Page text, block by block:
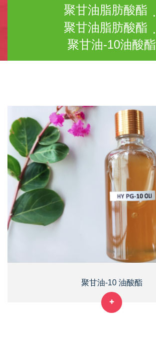
聚甘油脂肪酸酯
聚甘油脂肪酸酯
聚甘油-10油酸酯
聚甘油-10 油酸酯